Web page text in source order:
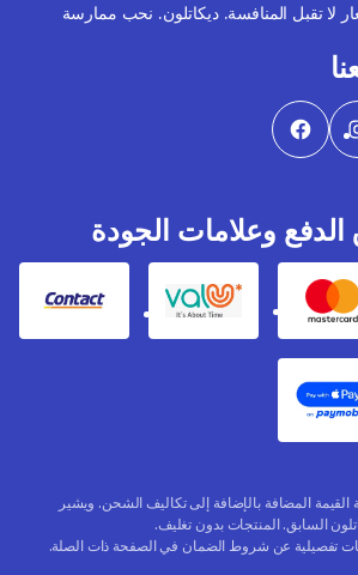
لا تقبل المنافسة. ديكاتلون. نحب ممارسة
وعلامات الجودة
Mastercard
Valu
Contact
Apple Pay
المضافة بالإضافة إلى تكاليف الشحن. ويشير
السابق. المنتجات بدون تغليف.
تفصيلية عن شروط الضمان في الصفحة ذات الصلة.